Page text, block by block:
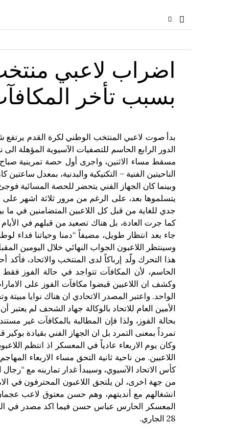
اضراب لاعبي
بسبب تأخر
بدأ صوت لاعبي المنتخب الوطني لكرة القدم يرتفع
مسقط مساء الاثنين، واجرى أول حصة تمرينية صباح
الناحيتين الفنية – التكتيكية والبدنية، بمعدل
وبينما كان الجهاز الفني يتحضر للحصة المسائية
يتسلموها بعد، على الرغم من مرور ثلاثة اشهر
جدي للغاية من قبل كل اللاعبين المتضامنين في ما
كما جرت العادة، بل هناك تصعيد من قبلهم في الأيام
جاء بعد انتظار طويل، مضيفاً “دمنا وحياتنا فداء
وسينتظر اللاعبون الجواب النهائي خلال اليومين
هذا التحرك ولّد إرباكاً لدى المنتخب والاتحاد، فأكد
الواحد. واعتبر المصدر الاتحادي ان هناك نوايا
الأمين العام للاتحاد بالوكالة جهاد الشحف لم
بحالة الفوز، ولذا فإن المطالبة بالمكافآت غير
تمرداً بمعنى التمرد بل ان الجهاز الفني بقيادة بوكير
وكان يوم الاربعاء عادياً في المعسكر اذ انتظم
اللاعبين. من ناحية ثانية التحق مساء الاربعاء
كأس الاتحاد الآسيوي، وسيبدأ غدار تمارينه مع
من جهة اخرى، لن يلتحق اللاعبون المحترفون في
انشغالهم مع أنديتهم، وهم حسن معتوق لاعب
المعسكر الحارس عباس حسن فيما اكد مصدر في
28 الجاري.